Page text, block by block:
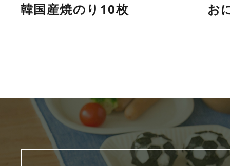
韓国産焼のり10枚 お